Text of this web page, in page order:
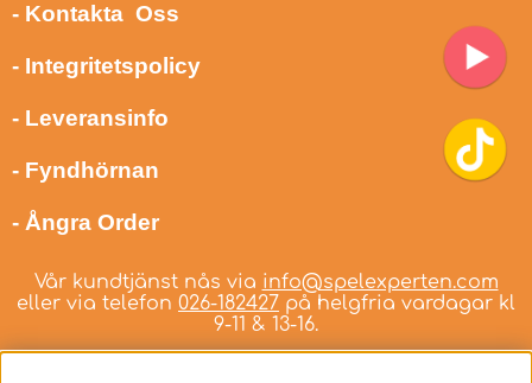
- Kontakta Oss
- Integritetspolicy
- Leveransinfo
- Fyndhörnan
- Ångra Order
Vår kundtjänst nås via info@spelexperten.com
eller via telefon 026-182427 på helgfria vardagar kl
9-11 & 13-16.